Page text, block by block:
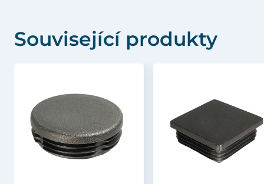
Související produkty